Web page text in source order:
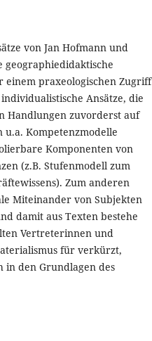
von Jan Hofmann und
geographiedidaktische
einem praxeologischen Zugriff
Ansätze, die
Handlungen zuvorderst auf
Kompetenzmodelle
Komponenten von
(z.B. Stufenmodell zum
Zum anderen
Miteinander von Subjekten
damit aus Texten bestehe
Vertreterinnen und
für verkürzt,
in den Grundlagen des